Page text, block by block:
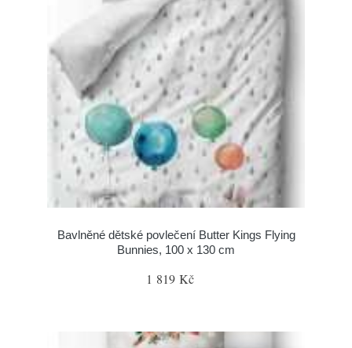
Bavlněné dětské povlečení Butter Kings Flying
Bunnies, 100 x 130 cm
1 819 Kč